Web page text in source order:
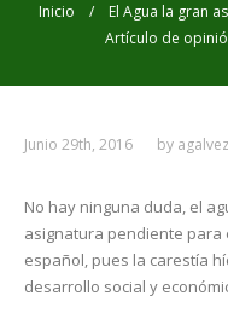
Inicio / El Agua la gran
Artículo de
Junio 29th, 2016 by agalvez
No hay ninguna duda, el
asignatura pendiente para
español, pues la carestía
desarrollo social y